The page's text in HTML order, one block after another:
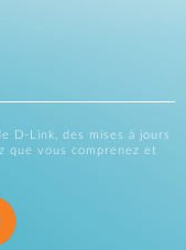
D-Link, des mises à jours
que vous comprenez et